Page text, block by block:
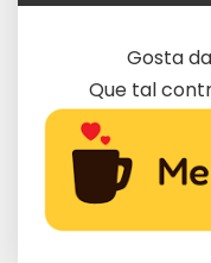
Gosta
Que tal